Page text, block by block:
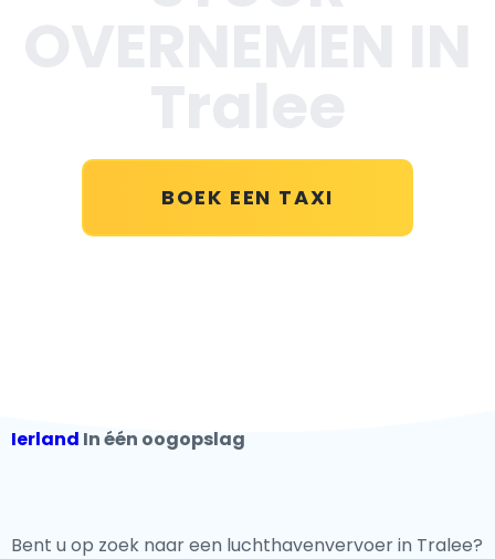
BOEK EEN TAXI
Ierland In één oogopslag
Bent u op zoek naar een luchthavenvervoer in Tralee?